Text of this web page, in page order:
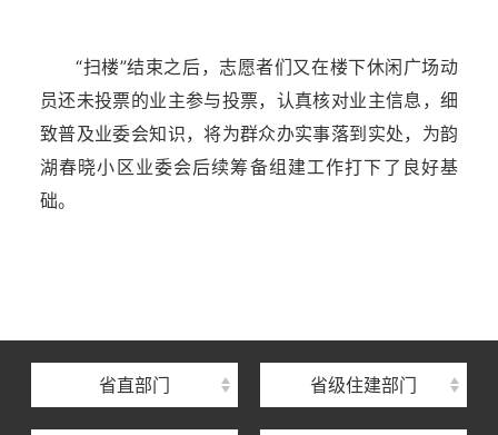
“扫楼”结束之后，志愿者们又在楼下休闲广场动
员还未投票的业主参与投票，认真核对业主信息，细
致普及业委会知识，将为群众办实事落到实处，为韵
湖春晓小区业委会后续筹备组建工作打下了良好基
础。
省直部门 省级住建部门
湖北省住房保障中心
湖北省建设工程质量安全监督总站